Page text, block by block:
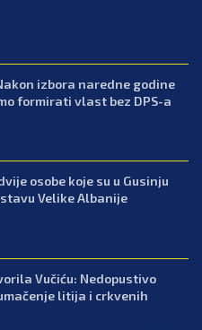
izbora naredne godine
formirati vlast bez DPS-a
osobe koje su u Gusinju
Velike Albanije
Vučiću: Nedopustivo
litija i crkvenih